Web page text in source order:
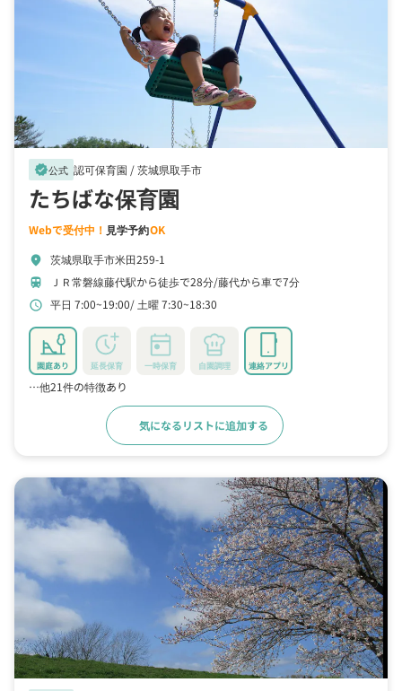
verified公式 認可保育園 /茨城県取手市
たちばな保育園
Webで受付中！ 見学予約OK
location_on 茨城県取手市米田259-1
train ＪＲ常磐線藤代駅から徒歩で28分 藤代から車で7分
schedule 平日 7:00~19:00 土曜 7:30~18:30
園庭あり 延長保育 一時保育 自園調理 連絡アプリ
…他21件の特徴あり
気になるリストに追加する